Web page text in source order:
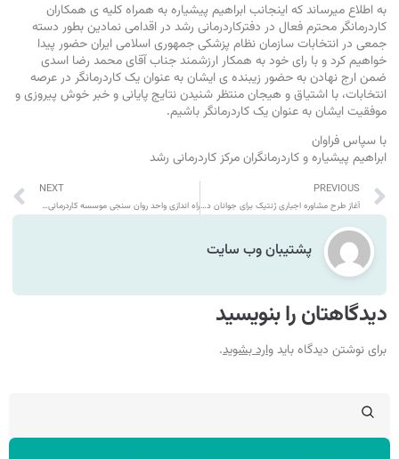
به اطلاع میرساند که اینجانب ابراهیم پیشیاره به همراه کلیه ی همکاران
کاردرمانگر محترم فعال در دفترکاردرمانی رشد در اقدامی نمادین بطور دسته
جمعی در انتخابات سازمان نظام پزشکی جمهوری اسلامی ایران حضور پیدا
خواهیم کرد و با رای خود به همکار ارزشمند جناب آقای محمد رضا اسدی
ضمن ارج نهادن به حضور زیبنده ی ایشان به عنوان یک کاردرمانگر در عرصه
انتخابات، با اشتیاق و هیجان منتظر شنیدن نتایج پایانی و خبر خوش پیروزی و
موفقیت ایشان به عنوان یک کاردرمانگر باشیم.
با سپاس فراوان
ابراهیم پیشیاره و کاردرمانگران مرکز کاردرمانی رشد
PREVIOUS
آغاز طرح مشاوره اجباری ژنتیک برای جوانان در شرف ازدواج
NEXT
راه اندازی واحد روان سنجی موسسه کاردرمانی رشد
پشتیبان وب سایت
دیدگاهتان را بنویسید
برای نوشتن دیدگاه بایدوارد بشوید.